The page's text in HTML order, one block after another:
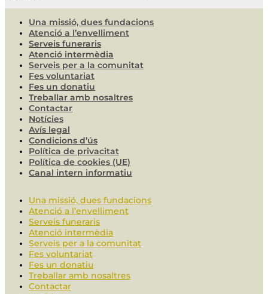
Una missió, dues fundacions
Atenció a l’envelliment
Serveis funeraris
Atenció intermèdia
Serveis per a la comunitat
Fes voluntariat
Fes un donatiu
Treballar amb nosaltres
Contactar
Notícies
Avís legal
Condicions d’ús
Política de privacitat
Política de cookies (UE)
Canal intern informatiu
Una missió, dues fundacions
Atenció a l’envelliment
Serveis funeraris
Atenció intermèdia
Serveis per a la comunitat
Fes voluntariat
Fes un donatiu
Treballar amb nosaltres
Contactar